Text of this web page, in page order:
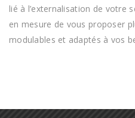
lié à l’externalisation de votre
en mesure de vous proposer
modulables et adaptés à vos